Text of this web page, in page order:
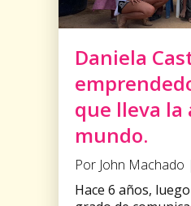
Daniela
que lleva la
mundo.
Por John
Hace 6 años,